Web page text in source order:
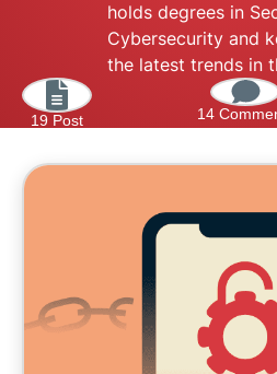
holds degrees in
Cybersecurity and
the latest trends in
19 Post 14